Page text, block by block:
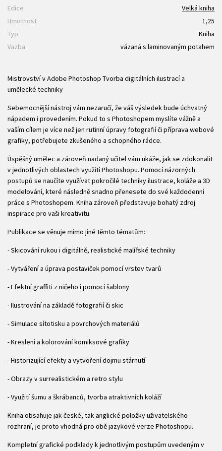
Edice
Velká kniha
Hmotnost
1,25
Typ
Kniha
Vazba
vázaná s laminovaným potahem
Mistrovství v Adobe Photoshop Tvorba digitálních ilustrací a
umělecké techniky
Sebemocnější nástroj vám nezaručí, že váš výsledek bude úchvatný
nápadem i provedením. Pokud to s Photoshopem myslíte vážně a
vaším cílem je více než jen rutinní úpravy fotografií či příprava webové
grafiky, potřebujete zkušeného a schopného rádce.
Úspěšný umělec a zároveň nadaný učitel vám ukáže, jak se zdokonalit
v jednotlivých oblastech využití Photoshopu. Pomocí názorných
postupů se naučíte využívat pokročilé techniky ilustrace, koláže a 3D
modelování, které následně snadno přenesete do své každodenní
práce s Photoshopem. Kniha zároveň představuje bohatý zdroj
inspirace pro vaši kreativitu.
Publikace se věnuje mimo jiné těmto tématům:
- Skicování rukou i digitálně, realistické malířské techniky
- Vytváření a úprava postaviček pomocí vrstev tvarů
- Efektní graffiti z ničeho i pomocí šablony
- Ilustrování na základě fotografií či skic
- Simulace sítotisku a povrchových materiálů
- Kreslení a kolorování komiksové grafiky
- Historizující efekty a vytvoření dojmu stárnutí
- Obrazy v surrealistickém a retro stylu
- Využití šumu a škrábanců, tvorba atraktivních koláží
Kniha obsahuje jak české, tak anglické položky uživatelského
rozhraní, je proto vhodná pro obě jazykové verze Photoshopu.
Kompletní grafické podklady k jednotlivým postupům uvedeným v